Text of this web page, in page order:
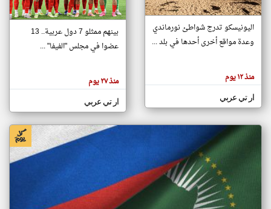
تغيير الدولة
اخبار جزر القمر على مدار الساعة
أهم اخبار جزر القمر العاجلة والمباشرة
هنا عن
وجهة
كاتبيها.
اليونيسكو تدرج شواطئ نورماندي
وعدة مواقع أخرى أحدها في بلد ...
منذ ١٢ يوم
ار تي عربي
بينهم ممثلو 7 دول عربية.. 13
عضوا في مجلس "الفيفا" ...
منذ ٢٧ يوم
ار تي عربي
klyoum.com